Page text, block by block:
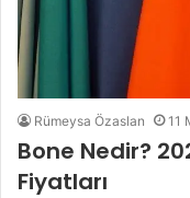
Rümeysa Özaslan 11
Bone Nedir?
Fiyatları